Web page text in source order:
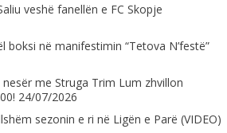
veshë fanellën e FC Skopje
boksi në manifestimin “Tetova N’festë”
me Struga Trim Lum zhvillon
24/07/2026
sezonin e ri në Ligën e Parë (VIDEO)